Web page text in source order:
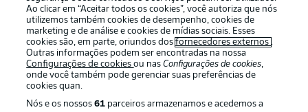
Oferecido por
Ao clicar em “Aceitar todos os cookies”, você autoriza que nós
utilizemos também cookies de desempenho, cookies de
marketing e de análise e cookies de mídias sociais. Esses
cookies são, em parte, oriundos dosfornecedores externos .
Outras informações podem ser encontradas na nossa
Configurações de cookiesou nasConfigurações de cookies,
onde você também pode gerenciar suas preferências de
cookies quan.
Nós e os nossos61 parceiros armazenamos e acedemos a